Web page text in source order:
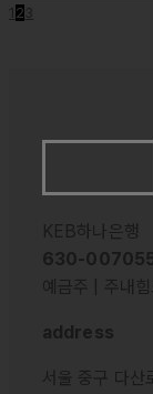
1 2 3
KEB하나은행
630-
예금주 | 주내힘
address
서울 중구 다